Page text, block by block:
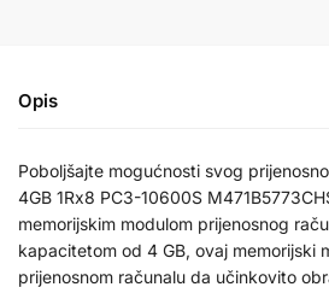
Opis
Poboljšajte mogućnosti svog
4GB 1Rx8 PC3-10600S
memorijskim modulom prijenosnog
kapacitetom od 4 GB, ovaj memorijski
prijenosnom računalu da učinkovito